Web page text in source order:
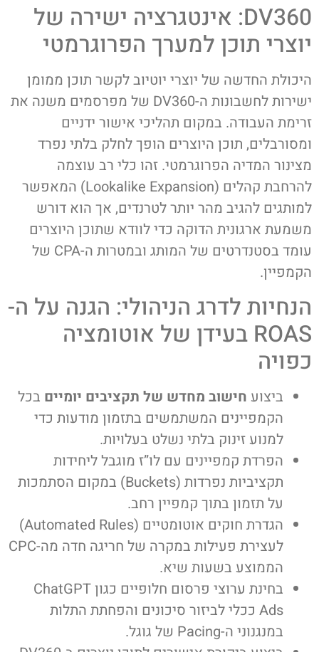
DV360: אינטגרציה ישירה של
יוצרי תוכן למערך הפרוגרמטי
היכולת החדשה של יוצרי יוטיוב לקשר תוכן ממומן
ישירות לחשבונות ה-DV360 של מפרסמים משנה את
זרימת העבודה. במקום תהליכי אישור ידניים
ומסורבלים, תוכן היוצרים הופך לחלק בלתי נפרד
מצינור המדיה הפרוגרמטי. זהו כלי רב עוצמה
להרחבת קהלים (Lookalike Expansion) המאפשר
למותגים להגיב מהר יותר לטרנדים, אך הוא דורש
משמעת ארגונית הדוקה כדי לוודא שתוכן היוצרים
עומד בסטנדרטים של המותג ובמטרות ה-CPA של
הקמפיין.
הנחיות לדרג הניהולי: הגנה על ה-
ROAS בעידן של אוטומציה
כפויה
ביצוע חישוב מחדש של תקציבים יומיים בכל
הקמפיינים המשתמשים בתזמון מודעות כדי
למנוע זינוק בלתי נשלט בעלויות.
הפרדת קמפיינים עם לו”ז מוגבל ליחידות
תקציביות נפרדות (Buckets) במקום הסתמכות
על תזמון בתוך קמפיין רחב.
הגדרת חוקים אוטומטיים (Automated Rules)
לעצירת פעילות במקרה של חריגה חדה מה-CPC
הממוצע בשעות שיא.
בחינת ערוצי פרסום חלופיים כגון ChatGPT
Ads ככלי לביזור סיכונים והפחתת התלות
במנגנוני ה-Pacing של גוגל.